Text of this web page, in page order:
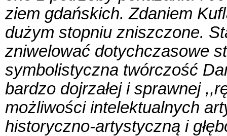
ziem gdańskich. Zdaniem
dużym stopniu zniszczone.
zniwelować dotychczasowe
symbolistyczna twórczość
bardzo dojrzałej i sprawnej
możliwości intelektualnych
historyczno-artystyczną i